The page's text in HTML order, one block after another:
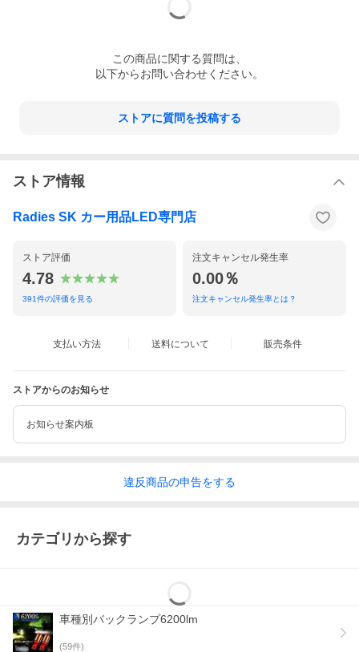
・取付けは必ず専門業者様へご依頼下さい。
・お急ぎの場合は、お問い合わせください。
この商品に関する質問は、
以下からお問い合わせください。
ストアに質問を投稿する
ストア情報
Radies SK カー用品LED専門店
ストア評価
4.78
391件の評価を見る
注文キャンセル発生率
0.00％
注文キャンセル発生率とは？
支払い方法 送料について 販売条件
ストアからのお知らせ
お知らせ案内板
違反商品の申告をする
カテゴリから探す
車種別バックランプ6200lm
(59件)